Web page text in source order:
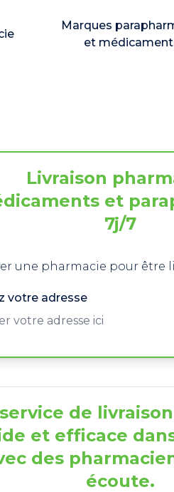
Marques
et
Livraison
et
7j/7
une pharmacie pour être
votre adresse
de
et efficace
des
écoute.